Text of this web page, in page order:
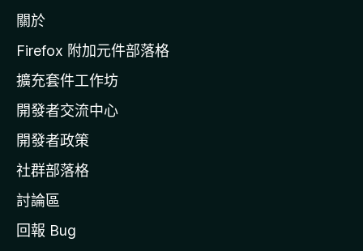
i
l
a
官
網
關於
Firefox 附加元件部落格
擴充套件工作坊
開發者交流中心
開發者政策
社群部落格
討論區
回報 Bug